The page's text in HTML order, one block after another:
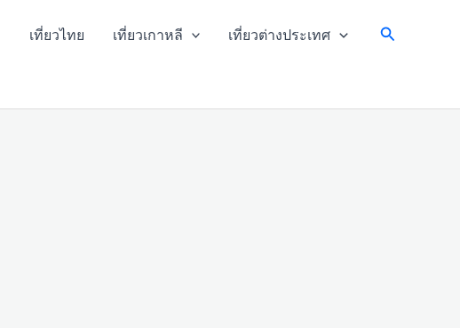
เที่ยวไทย เที่ยวเกาหลี เที่ยวต่างประเทศ Search